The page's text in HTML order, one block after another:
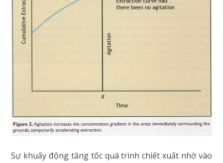
Sự khuấy động tăng tốc quá trình chiết xuất nhờ vào